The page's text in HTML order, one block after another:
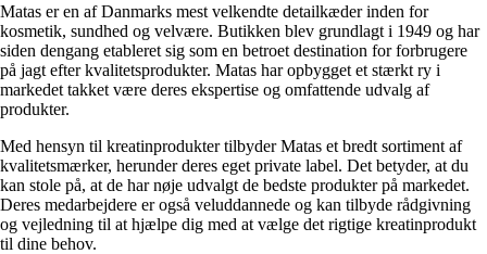
Matas er en af Danmarks mest velkendte detailkæder inden for
kosmetik, sundhed og velvære. Butikken blev grundlagt i 1949 og har
siden dengang etableret sig som en betroet destination for forbrugere
på jagt efter kvalitetsprodukter. Matas har opbygget et stærkt ry i
markedet takket være deres ekspertise og omfattende udvalg af
produkter.
Med hensyn til kreatinprodukter tilbyder Matas et bredt sortiment af
kvalitetsmærker, herunder deres eget private label. Det betyder, at du
kan stole på, at de har nøje udvalgt de bedste produkter på markedet.
Deres medarbejdere er også veluddannede og kan tilbyde rådgivning
og vejledning til at hjælpe dig med at vælge det rigtige kreatinprodukt
til dine behov.